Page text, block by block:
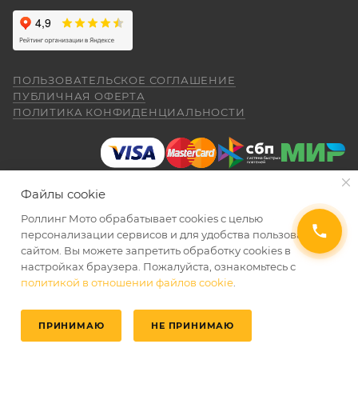
ПОЛЬЗОВАТЕЛЬСКОЕ СОГЛАШЕНИЕ
ПУБЛИЧНАЯ ОФЕРТА
ПОЛИТИКА КОНФИДЕНЦИАЛЬНОСТИ
2026 © Интернет-магазин мототехники Роллинг Мото
Файлы cookie
Роллинг Мото обрабатывает сookies с целью
персонализации сервисов и для удобства пользования
сайтом. Вы можете запретить обработку сookies в
настройках браузера. Пожалуйста, ознакомьтесь с
политикой в отношении файлов cookie
ПРИНИМАЮ НЕ ПРИНИМАЮ